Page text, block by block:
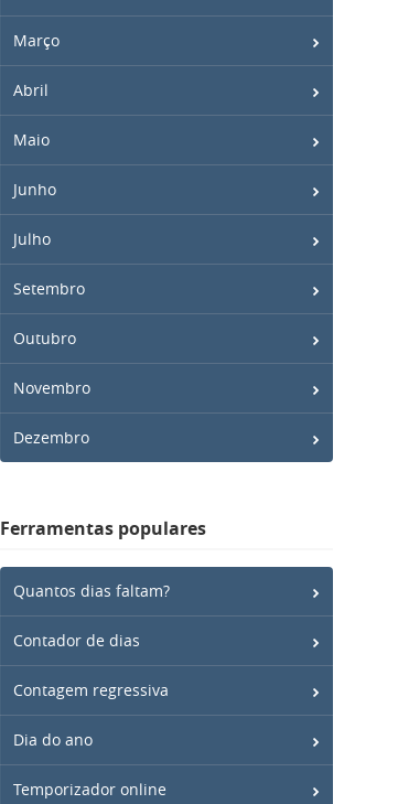
Março
Abril
Maio
Junho
Julho
Setembro
Outubro
Novembro
Dezembro
Ferramentas populares
Quantos dias faltam?
Contador de dias
Contagem regressiva
Dia do ano
Temporizador online